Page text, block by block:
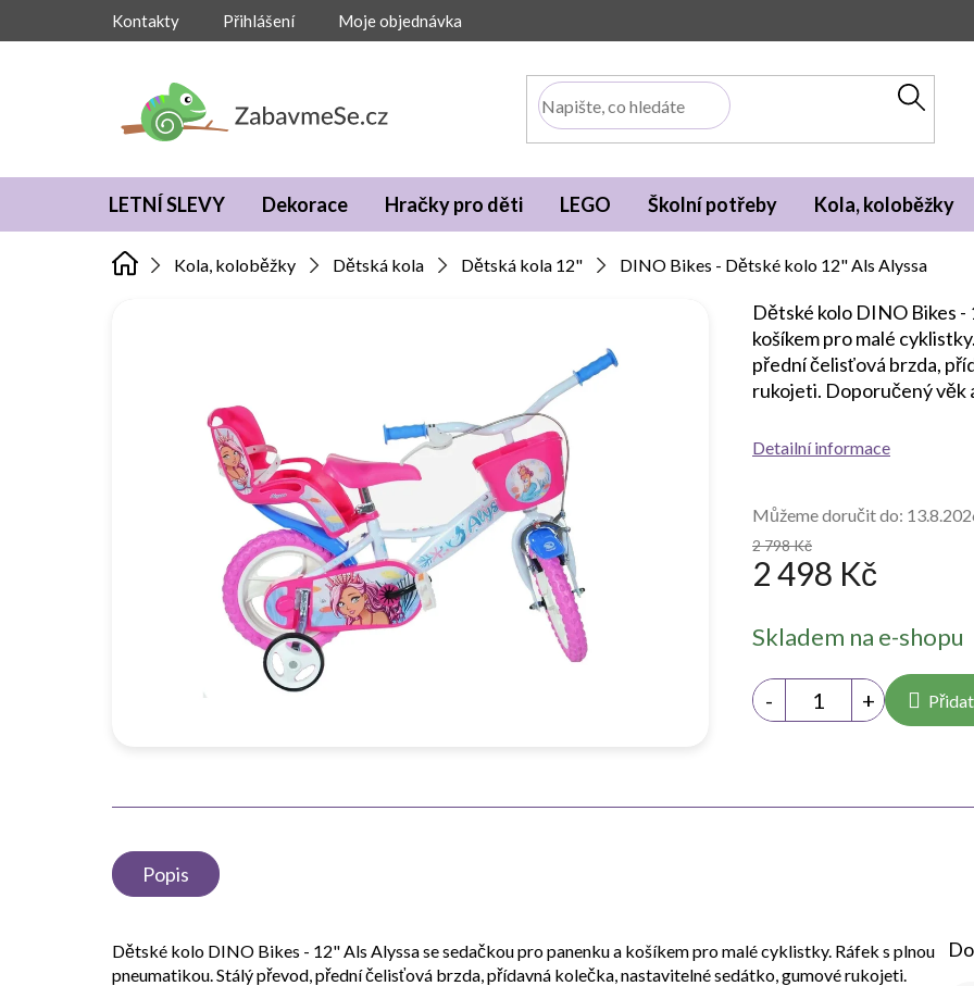
Kontakty Přihlášení Moje objednávka
LETNÍ SLEVY Dekorace Hračky pro děti LEGO Školní potřeby Kola, koloběžky
Kola, koloběžky Dětská kola Dětská kola 12" DINO Bikes - Dětské kolo 12" Als Alyssa
2 798 Kč
2 498 Kč
cena:
Skladem na e-shopu
Můžeme doručit do:
Dětské kolo DINO Bikes -
košíkem pro malé
přední čelisťová brzda,
rukojeti. Doporučený věk
Detailní informace
Popis
Dětské kolo DINO Bikes - 12" Als Alyssa se sedačkou pro panenku a košíkem pro malé cyklistky. Ráfek s plnou
pneumatikou. Stálý převod, přední čelisťová brzda, přídavná kolečka, nastavitelné sedátko, gumové rukojeti.